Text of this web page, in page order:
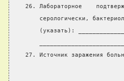
26. Лабораторное
серологически,
(указать):
27. Источник заражения